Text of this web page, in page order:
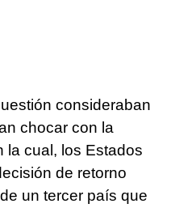
consideraban
chocar con la
la cual, los Estados
de retorno
un tercer país que